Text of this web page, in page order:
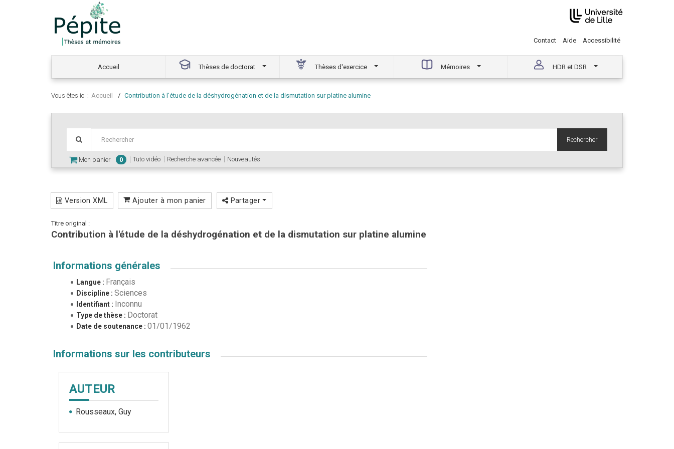
Contact Aide Accessibilité
Accueil Thèses de doctorat Thèses d'exercice Mémoires HDR et DSR
Vous êtes ici : Accueil Contribution à l'étude de la déshydrogénation et de la dismutation sur platine alumine
Rechercher
Mon panier 0 Tuto vidéo Recherche avancée Nouveautés
Version XML Ajouter à mon panier Partager
Titre original :
Contribution à l'étude de la déshydrogénation et de la dismutation sur platine alumine
Informations générales
Langue : Français
Discipline : Sciences
Identifiant : Inconnu
Type de thèse : Doctorat
Date de soutenance : 01/01/1962
Informations sur les contributeurs
AUTEUR
Rousseaux, Guy